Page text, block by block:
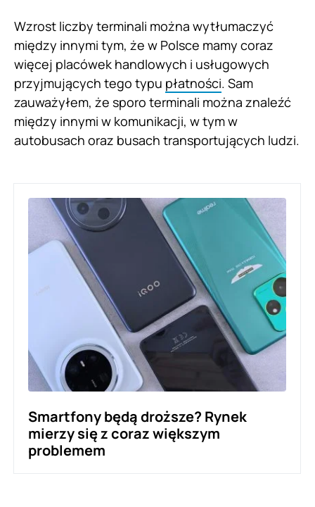
Wzrost liczby terminali można wytłumaczyć
między innymi tym, że w Polsce mamy coraz
więcej placówek handlowych i usługowych
przyjmujących tego typu płatności. Sam
zauważyłem, że sporo terminali można znaleźć
między innymi w komunikacji, w tym w
autobusach oraz busach transportujących ludzi.
Smartfony będą droższe? Rynek
mierzy się z coraz większym
problemem